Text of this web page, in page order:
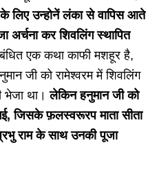
लिए उन्होनें लंका से वापिस आते
अर्चना कर शिवलिंग स्थापित
एक कथा काफी मशहूर है,
जी को रामेश्वरम में शिवलिंग
भेजा था। लेकिन हनुमान जी को
जिसके फ़लस्वरूरप माता सीता
राम के साथ उनकी पूजा